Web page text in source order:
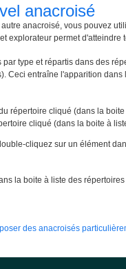
anacroisé
anacroisé, vous pouvez
explorateur permet
type et répartis dans des
Ceci entraîne l'apparition
répertoire cliqué (dans la boite
cliqué (dans la boite à
cliquez sur un élément
la boite à liste des
des anacroisés